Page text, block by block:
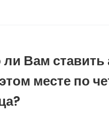
Вам
месте по